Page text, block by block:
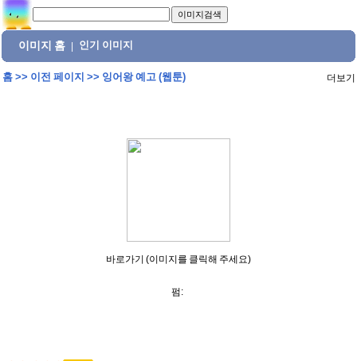
이미지 홈 인기 이미지
홈>> 이전 페이지 >> 잉어왕 예고 (웹툰) 더보기
바로가기 (이미지를 클릭해 주세요)
펌: